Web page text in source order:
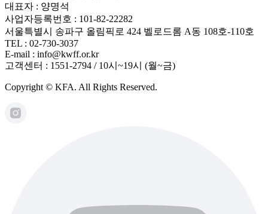
대표자 : 양명석
사업자등록번호 : 101-82-22282
서울특별시 송파구 올림픽로 424 벨로드롬 A동 108호-110호
TEL : 02-730-3037
E-mail : info@kwff.or.kr
고객센터 : 1551-2794 / 10시~19시 (월~금)
Copyright © KFA. All Rights Reserved.